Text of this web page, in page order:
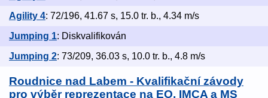
Agility 4: 72/196, 41.67 s, 15.0 tr. b., 4.34 m/s
Jumping 1: Diskvalifikován
Jumping 2: 73/209, 36.03 s, 10.0 tr. b., 4.8 m/s
Roudnice nad Labem - Kvalifikační závody
pro výběr reprezentace na EO, IMCA a MS